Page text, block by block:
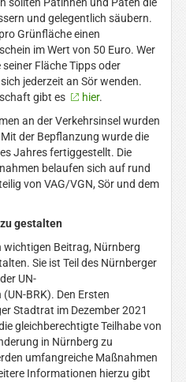
sollten Patinnen und Paten die
und gelegentlich säubern.
Grünfläche einen
im Wert von 50 Euro. Wer
Fläche Tipps oder
jederzeit an Sör wenden.
gibt es
hier.
an der Verkehrsinsel wurden
der Bepflanzung wurde die
Jahres fertiggestellt. Die
belaufen sich auf rund
von VAG/VGN, Sör und dem
gestalten
wichtigen Beitrag, Nürnberg
Sie ist Teil des Nürnberger
UN-
BRK). Den Ersten
Stadtrat im Dezember 2021
gleichberechtigte Teilhabe von
in Nürnberg zu
umfangreiche Maßnahmen
Informationen hierzu gibt